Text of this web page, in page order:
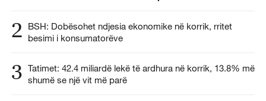
2
BSH: Dobësohet ndjesia ekonomike në korrik, rritet
besimi i konsumatorëve
3 Tatimet: 42.4 miliardë lekë të ardhura në korrik, 13.8% më
shumë se një vit më parë